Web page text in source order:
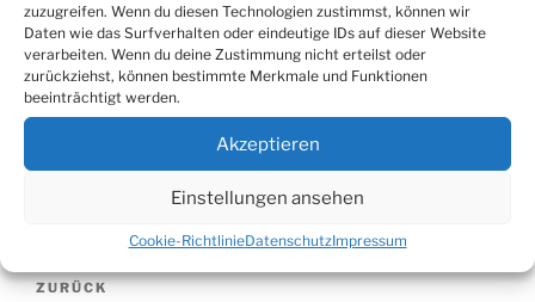
zuzugreifen. Wenn du diesen Technologien zustimmst, können wir
Daten wie das Surfverhalten oder eindeutige IDs auf dieser Website
verarbeiten. Wenn du deine Zustimmung nicht erteilst oder
zurückziehst, können bestimmte Merkmale und Funktionen
beeinträchtigt werden.
Akzeptieren
Einstellungen ansehen
Cookie-RichtlinieDatenschutzImpressum
Website
Beitragsnavigation
Vorheriger
ZURÜCK